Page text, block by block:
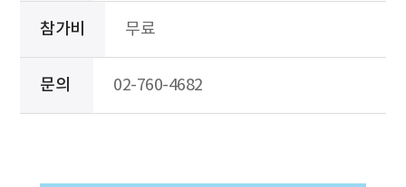
참가비 무료
문의 02-760-4682